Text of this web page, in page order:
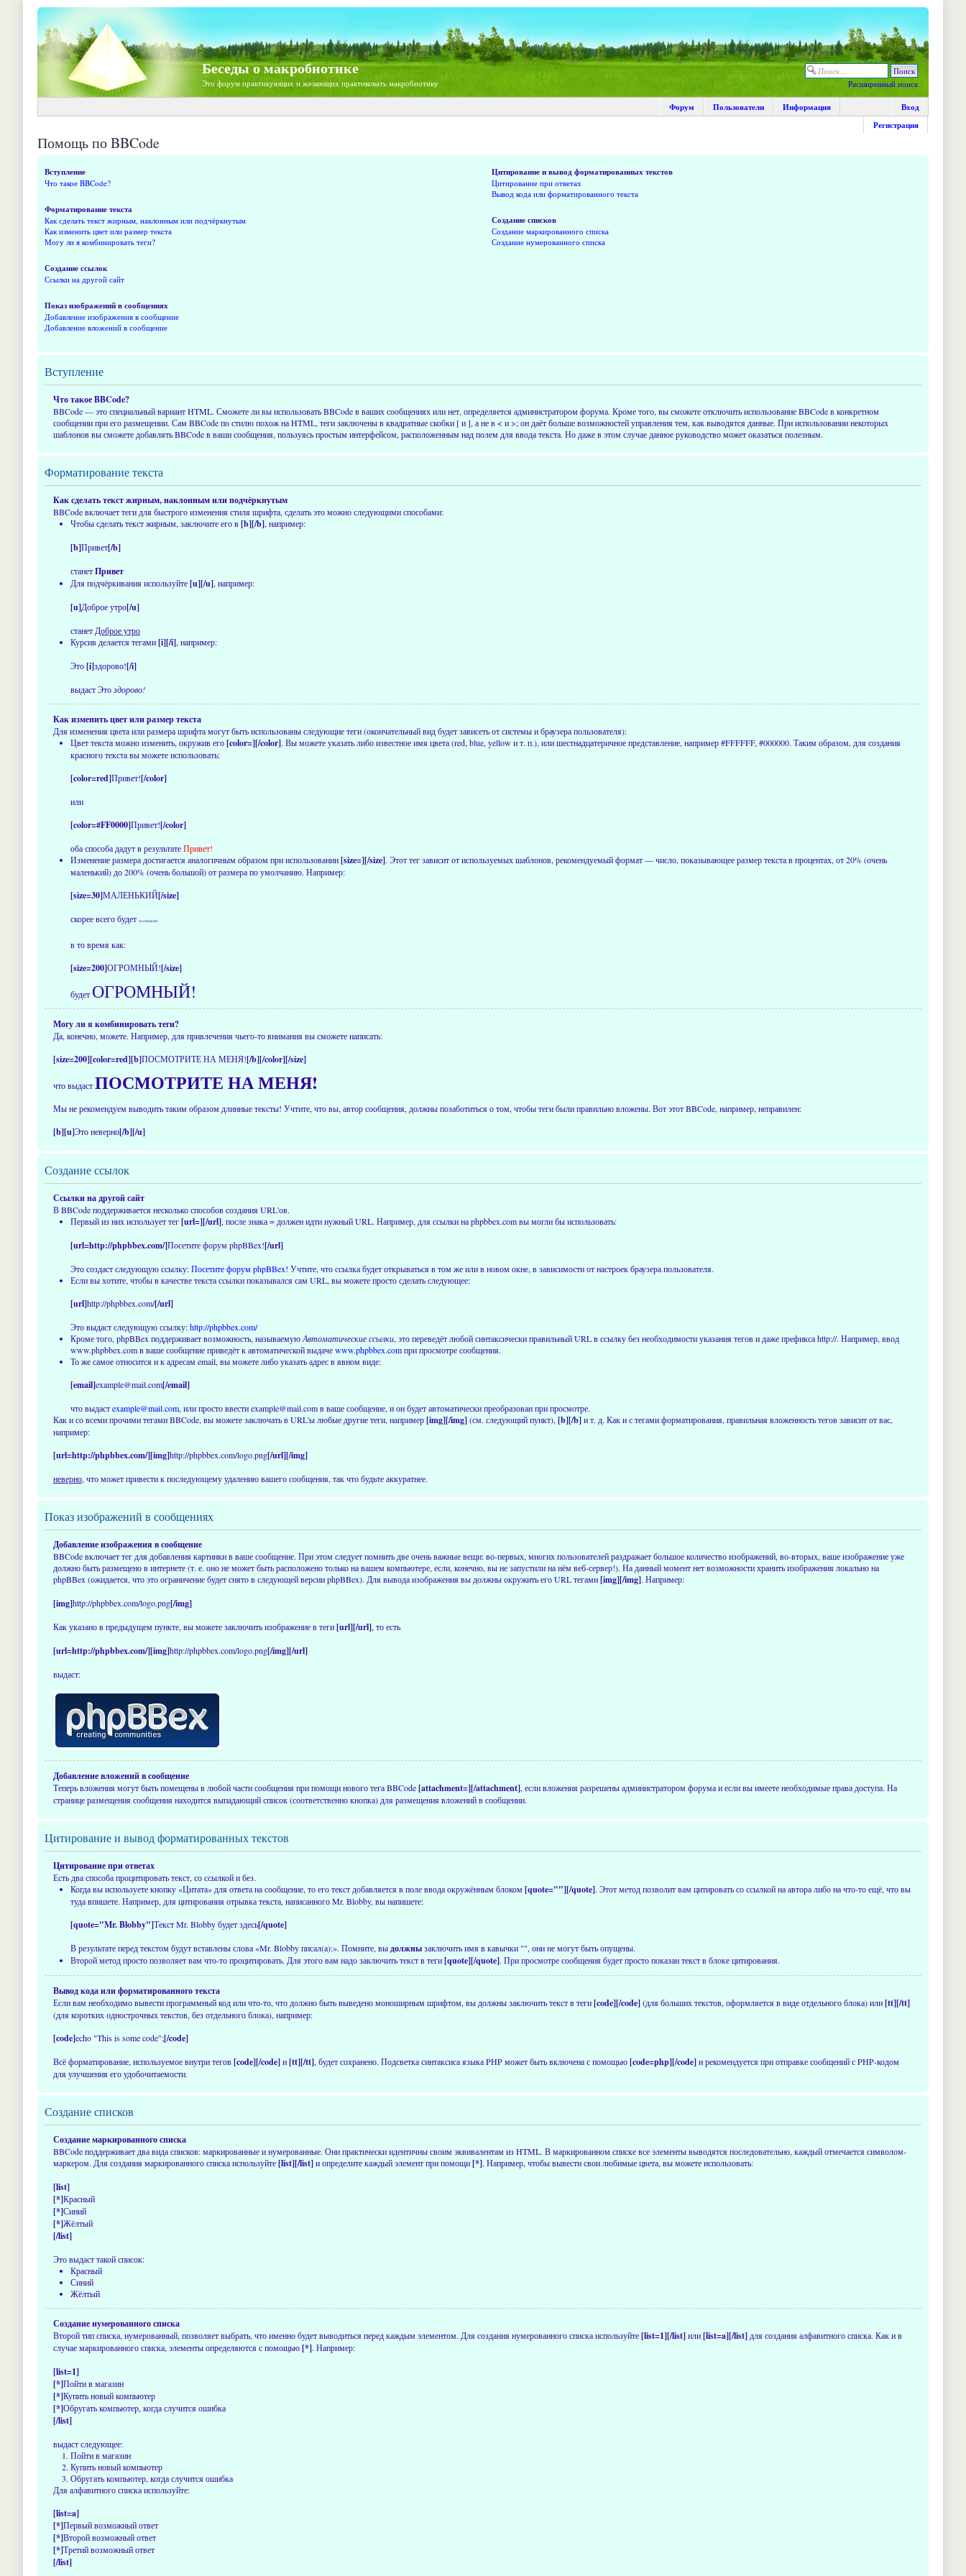
Беседы о макробиотике
Это форум практикующих и желающих практиковать макробиотику Расширенный поиск
Форум Пользователи Информация
Вход
Регистрация
Помощь по BBCode
Вступление
Что такое BBCode?
Форматирование текста
Как сделать текст жирным, наклонным или подчёркнутым
Как изменить цвет или размер текста
Могу ли я комбинировать теги?
Создание ссылок
Ссылки на другой сайт
Показ изображений в сообщениях
Добавление изображения в сообщение
Добавление вложений в сообщение
Цитирование и вывод форматированных текстов
Цитирование при ответах
Вывод кода или форматированного текста
Создание списков
Создание маркированного списка
Создание нумерованного списка
Вступление
Что такое BBCode?
BBCode — это специальный вариант HTML. Сможете ли вы использовать BBCode в ваших сообщениях или нет, определяется администратором форума. Кроме того, вы сможете отключить использование BBCode в конкретном
сообщении при его размещении. Сам BBCode по стилю похож на HTML, теги заключены в квадратные скобки [ и ], а не в < и >; он даёт больше возможностей управления тем, как выводятся данные. При использовании некоторых
шаблонов вы сможете добавлять BBCode в ваши сообщения, пользуясь простым интерфейсом, расположенным над полем для ввода текста. Но даже в этом случае данное руководство может оказаться полезным.
Форматирование текста
Как сделать текст жирным, наклонным или подчёркнутым
BBCode включает теги для быстрого изменения стиля шрифта, сделать это можно следующими способами:
Чтобы сделать текст жирным, заключите его в[b][/b], например:
[b]Привет[/b]
станетПривет
Для подчёркивания используйте[u][/u], например:
[u]Доброе утро[/u]
станет Доброе утро
Курсив делается тегами[i][/i], например:
Это[i]здорово![/i]
выдаст Этоздорово!
Как изменить цвет или размер текста
Для изменения цвета или размера шрифта могут быть использованы следующие теги (окончательный вид будет зависеть от системы и браузера пользователя):
Цвет текста можно изменить, окружив его[color=][/color]. Вы можете указать либо известное имя цвета (red, blue, yellow и т. п.), или шестнадцатеричное представление, например #FFFFFF, #000000. Таким образом, для создания
красного текста вы можете использовать:
[color=red]Привет![/color]
или
[color=#FF0000]Привет![/color]
оба способа дадут в результатеПривет!
Изменение размера достигается аналогичным образом при использовании[size=][/size]. Этот тег зависит от используемых шаблонов, рекомендуемый формат — число, показывающее размер текста в процентах, от 20% (очень
маленький) до 200% (очень большой) от размера по умолчанию. Например:
[size=30]МАЛЕНЬКИЙ[/size]
скорее всего будет МАЛЕНЬКИЙ
в то время как:
[size=200]ОГРОМНЫЙ![/size]
будет ОГРОМНЫЙ!
Могу ли я комбинировать теги?
Да, конечно, можете. Например, для привлечения чьего-то внимания вы сможете написать:
[size=200][color=red][b]ПОСМОТРИТЕ НА МЕНЯ![/b][/color][/size]
что выдастПОСМОТРИТЕ НА МЕНЯ!
Мы не рекомендуем выводить таким образом длинные тексты! Учтите, что вы, автор сообщения, должны позаботиться о том, чтобы теги были правильно вложены. Вот этот BBCode, например, неправилен:
[b][u]Это неверно[/b][/u]
Создание ссылок
Ссылки на другой сайт
В BBCode поддерживается несколько способов создания URL'ов.
Первый из них использует тег[url=][/url], после знака = должен идти нужный URL. Например, для ссылки на phpbbex.com вы могли бы использовать:
[url=http://phpbbex.com/]Посетите форум phpBBex![/url]
Это создаст следующую ссылку:Посетите форум phpBBex! Учтите, что ссылка будет открываться в том же или в новом окне, в зависимости от настроек браузера пользователя.
Если вы хотите, чтобы в качестве текста ссылки показывался сам URL, вы можете просто сделать следующее:
[url]http://phpbbex.com/[/url]
Это выдаст следующую ссылку:http://phpbbex.com/
Кроме того, phpBBex поддерживает возможность, называемуюАвтоматические ссылки, это переведёт любой синтаксически правильный URL в ссылку без необходимости указания тегов и даже префикса http://. Например, ввод
www.phpbbex.com в ваше сообщение приведёт к автоматической выдачеwww.phpbbex.comпри просмотре сообщения.
То же самое относится и к адресам email, вы можете либо указать адрес в явном виде:
[email]example@mail.com[/email]
что выдастexample@mail.com, или просто ввести example@mail.com в ваше сообщение, и он будет автоматически преобразован при просмотре.
Как и со всеми прочими тегами BBCode, вы можете заключать в URL'ы любые другие теги, например[img][/img](см. следующий пункт), [b][/b]и т. д. Как и с тегами форматирования, правильная вложенность тегов зависит от вас,
например:
[url=http://phpbbex.com/][img]http://phpbbex.com/logo.png[/url][/img]
неверно, что может привести к последующему удалению вашего сообщения, так что будьте аккуратнее.
Показ изображений в сообщениях
Добавление изображения в сообщение
BBCode включает тег для добавления картинки в ваше сообщение. При этом следует помнить две очень важные вещи: во-первых, многих пользователей раздражает большое количество изображений, во-вторых, ваше изображение уже
должно быть размещено в интернете (т. е. оно не может быть расположено только на вашем компьютере, если, конечно, вы не запустили на нём веб-сервер!). На данный момент нет возможности хранить изображения локально на
phpBBex (ожидается, что это ограничение будет снято в следующей версии phpBBex). Для вывода изображения вы должны окружить его URL тегами[img][/img]. Например:
[img]http://phpbbex.com/logo.png[/img]
Как указано в предыдущем пункте, вы можете заключить изображение в теги[url][/url], то есть
[url=http://phpbbex.com/][img]http://phpbbex.com/logo.png[/img][/url]
выдаст:
Добавление вложений в сообщение
Теперь вложения могут быть помещены в любой части сообщения при помощи нового тега BBCode[attachment=][/attachment], если вложения разрешены администратором форума и если вы имеете необходимые права доступа. На
странице размещения сообщения находится выпадающий список (соответственно кнопка) для размещения вложений в сообщении.
Цитирование и вывод форматированных текстов
Цитирование при ответах
Есть два способа процитировать текст, со ссылкой и без.
Когда вы используете кнопку «Цитата» для ответа на сообщение, то его текст добавляется в поле ввода окружённым блоком[quote=""][/quote]. Этот метод позволит вам цитировать со ссылкой на автора либо на что-то ещё, что вы
туда впишете. Например, для цитирования отрывка текста, написанного Mr. Blobby, вы напишете:
[quote="Mr. Blobby"]Текст Mr. Blobby будет здесь[/quote]
В результате перед текстом будут вставлены слова «Mr. Blobby писал(а):». Помните, выдолжнызаключить имя в кавычки "", они не могут быть опущены.
Второй метод просто позволяет вам что-то процитировать. Для этого вам надо заключить текст в теги[quote][/quote]. При просмотре сообщения будет просто показан текст в блоке цитирования.
Вывод кода или форматированного текста
Если вам необходимо вывести программный код или что-то, что должно быть выведено моноширным шрифтом, вы должны заключить текст в теги[code][/code](для больших текстов, оформляется в виде отдельного блока) или[tt][/tt]
(для коротких однострочных текстов, без отдельного блока), например:
[code]echo "This is some code";[/code]
Всё форматирование, используемое внутри тегов[code][/code]и[tt][/tt], будет сохранено. Подсветка синтаксиса языка PHP может быть включена с помощью[code=php][/code]и рекомендуется при отправке сообщений с PHP-кодом
для улучшения его удобочитаемости.
Создание списков
Создание маркированного списка
BBCode поддерживает два вида списков: маркированные и нумерованные. Они практически идентичны своим эквивалентам из HTML. В маркированном списке все элементы выводятся последовательно, каждый отмечается символом-
маркером. Для создания маркированного списка используйте[list][/list]и определите каждый элемент при помощи[*]. Например, чтобы вывести свои любимые цвета, вы можете использовать:
[list]
[*]Красный
[*]Синий
[*]Жёлтый
[/list]
Это выдаст такой список:
Красный
Синий
Жёлтый
Создание нумерованного списка
Второй тип списка, нумерованный, позволяет выбрать, что именно будет выводиться перед каждым элементом. Для создания нумерованного списка используйте[list=1][/list]или[list=a][/list] для создания алфавитного списка. Как и в
случае маркированного списка, элементы определяются с помощью[*]. Например:
[list=1]
[*]Пойти в магазин
[*]Купить новый компьютер
[*]Обругать компьютер, когда случится ошибка
[/list]
выдаст следующее:
Пойти в магазин
Купить новый компьютер
Обругать компьютер, когда случится ошибка
Для алфавитного списка используйте:
[list=a]
[*]Первый возможный ответ
[*]Второй возможный ответ
[*]Третий возможный ответ
[/list]